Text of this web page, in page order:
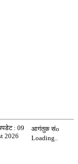
: 09
2026
आगंतुक संo
Loading..